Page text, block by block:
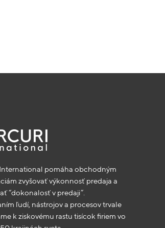
pomáha obchodným
zvyšovať výkonnosť predaja a
“dokonalosť v predaji”.
ľudí, nástrojov a procesov trvale
k ziskovému rastu tisícok firiem vo